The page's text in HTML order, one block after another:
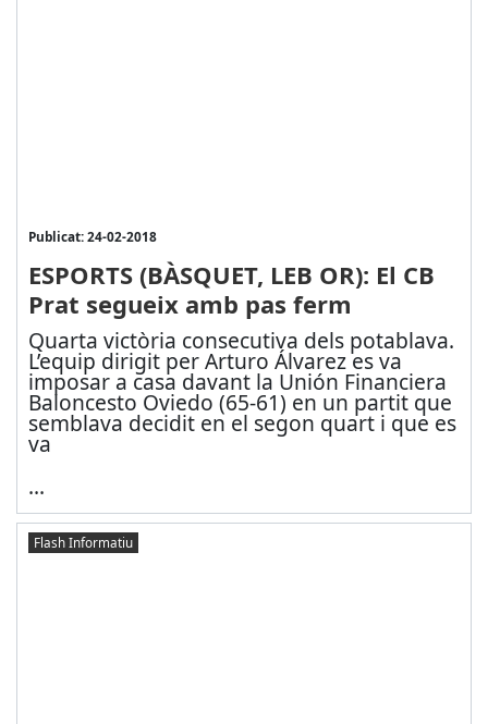
Publicat: 24-02-2018
ESPORTS (BÀSQUET, LEB OR): El CB
Prat segueix amb pas ferm
Quarta victòria consecutiva dels potablava.
L’equip dirigit per Arturo Álvarez es va
imposar a casa davant la Unión Financiera
Baloncesto Oviedo (65-61) en un partit que
semblava decidit en el segon quart i que es
va
...
Flash Informatiu